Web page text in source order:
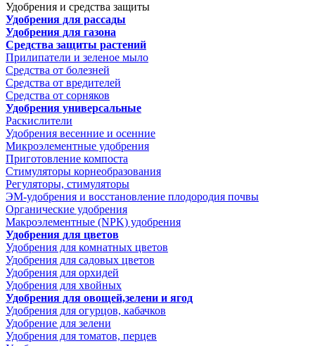
Удобрения и средства защиты
Удобрения для рассады
Удобрения для газона
Средства защиты растений
Прилипатели и зеленое мыло
Средства от болезней
Средства от вредителей
Средства от сорняков
Удобрения универсальные
Раскислители
Удобрения весенние и осенние
Микроэлементные удобрения
Приготовление компоста
Стимуляторы корнеобразования
Регуляторы, стимуляторы
ЭМ-удобрения и восстановление плодородия почвы
Органические удобрения
Макроэлементные (NPK) удобрения
Удобрения для цветов
Удобрения для комнатных цветов
Удобрения для садовых цветов
Удобрения для орхидей
Удобрения для хвойных
Удобрения для овощей,зелени и ягод
Удобрения для огурцов, кабачков
Удобрение для зелени
Удобрения для томатов, перцев